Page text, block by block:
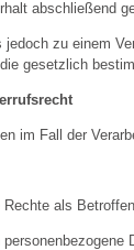
abschließend
jedoch zu einem
gesetzlich
im Fall der
Rechte als